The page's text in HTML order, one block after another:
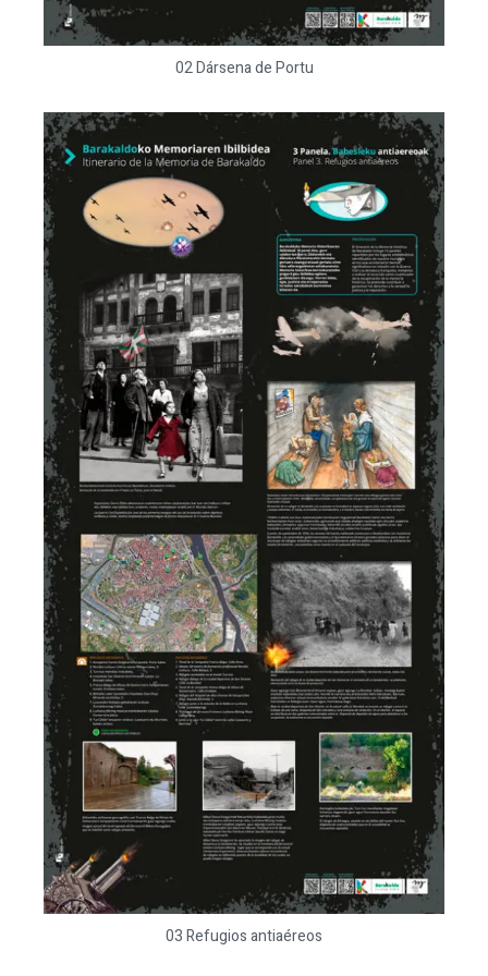
02 Dársena de Portu
03 Refugios antiaéreos